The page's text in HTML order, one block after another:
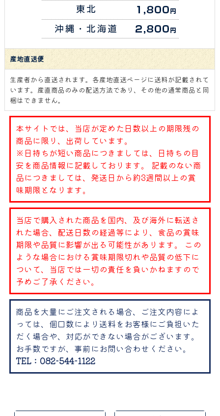
産地直送便
生産者から直送されます。各産地直送ページに送料が記載されて
います。産直商品のみの配送方法であり、その他の通常商品と同
梱はできません。
本サイトでは、当店が定めた日数以上の期限残の
商品に限り、出荷しています。
※日持ちが短い商品につきましては、日持ちの目
安を商品情報に記載しております。 記載のない商
品につきましては、発送日から約3週間以上の賞
味期限となります。
当店で購入された商品を国内、及び海外に転送さ
れた場合、配送日数の経過等により、食品の賞味
期限や品質に影響が出る可能性があります。 この
ような場合における賞味期限切れや品質の低下に
ついて、当店では一切の責任を負いかねますので
予めご了承ください。
商品を大量にご注文される場合、ご注文内容によ
っては、個口数により送料をお客様にご負担いた
だく場合や、対応ができない場合がございます。
お手数ですが、事前にお問い合わせください。
TEL：082-544-1122